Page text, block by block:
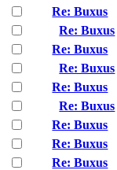
Re: Buxus
Re: Buxus
Re: Buxus
Re: Buxus
Re: Buxus
Re: Buxus
Re: Buxus
Re: Buxus
Re: Buxus